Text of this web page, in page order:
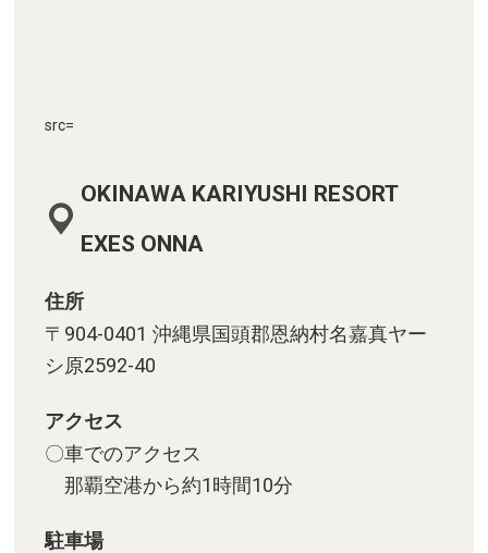
src=
OKINAWA KARIYUSHI RESORT
EXES ONNA
住所
〒904-0401 沖縄県国頭郡恩納村名嘉真ヤー
シ原2592-40
アクセス
〇車でのアクセス
那覇空港から約1時間10分
駐車場